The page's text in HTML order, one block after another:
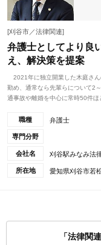
[刈谷市／法律関連]
弁護士としてより良
え、解決策を提案
2021年に独立開業した木庭さ
勤め、通常なら先輩らについて2
通事故や離婚を中心に常時50件ほ
職種 弁護士
専門分野
会社名 刈谷駅みなみ法
所在地 愛知県刈谷市若
「法律関